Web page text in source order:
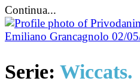
Continua...
Emiliano Grancagnolo 02/
Serie: Wiccats.